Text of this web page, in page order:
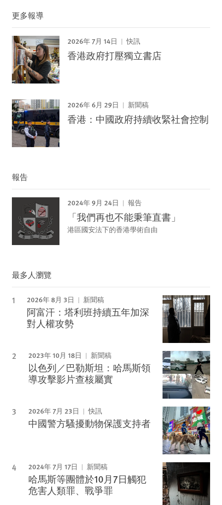
更多報導
2026年 7月 14日 快訊
香港政府打壓獨立書店
2026年 6月 29日 新聞稿
香港：中國政府持續收緊社會控制
報告
2024年 9月 24日 報告
「我們再也不能秉筆直書」
港區國安法下的香港學術自由
最多人瀏覽
2026年 8月 3日 新聞稿
阿富汗：塔利班持續五年加深
對人權攻勢
2023年 10月 18日 新聞稿
以色列／巴勒斯坦：哈馬斯領
導攻擊影片查核屬實
2026年 7月 23日 快訊
中國警方騷擾動物保護支持者
2024年 7月 17日 新聞稿
哈馬斯等團體於10月7日觸犯
危害人類罪、戰爭罪